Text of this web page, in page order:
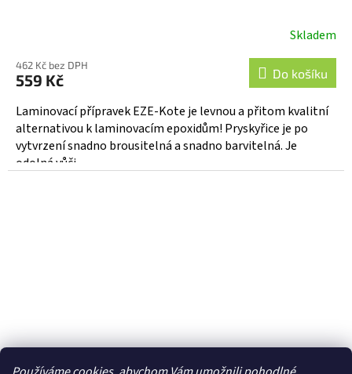
Skladem
462 Kč bez DPH
559 Kč Do košíku
Laminovací přípravek EZE-Kote je levnou a přitom kvalitní
alternativou k laminovacím epoxidům! Pryskyřice je po
vytvrzení snadno brousitelná a snadno barvitelná. Je
odolná vůči...